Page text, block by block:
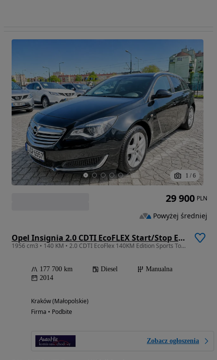
1 / 6
Opel Insignia 2.0 CDTI EcoFLEX Start/Stop Edition
1956 cm3 • 140 KM • 2.0 CDTI EcoFlex 140KM Edition Sports Tourer Lifting
177 700 km Diesel
Manualna
2014
Kraków (Małopolskie)
Firma • Podbite
Zobacz ogłoszenia
29 900 PLN
Powyżej średniej